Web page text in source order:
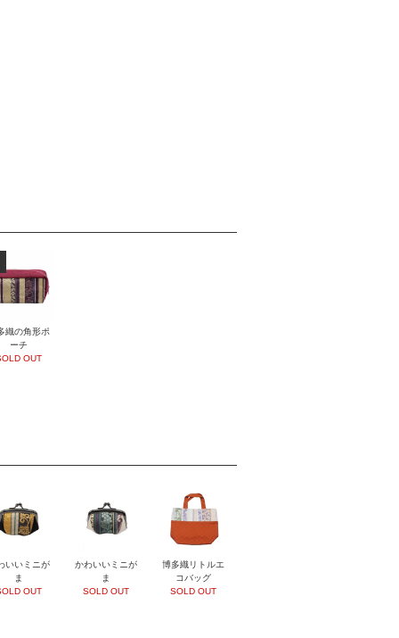
織の角形ポ
ーチ
OUT
いいミニが
ま
OUT
かわいいミニが
ま
SOLD OUT
博多織リトルエ
コバッグ
SOLD OUT